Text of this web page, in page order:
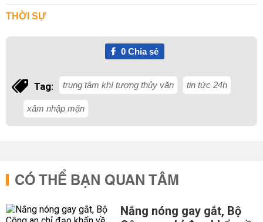
THỜI SỰ
0Chia sẻ
Tag: trung tâm khí tượng thủy văn tin tức 24h
xâm nhập mặn
CÓ THỂ BẠN QUAN TÂM
Nắng nóng gay gắt, Bộ